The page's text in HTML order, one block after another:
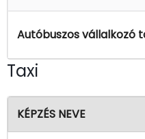
Autóbuszos vállalkozó
Taxi
KÉPZÉS NEVE